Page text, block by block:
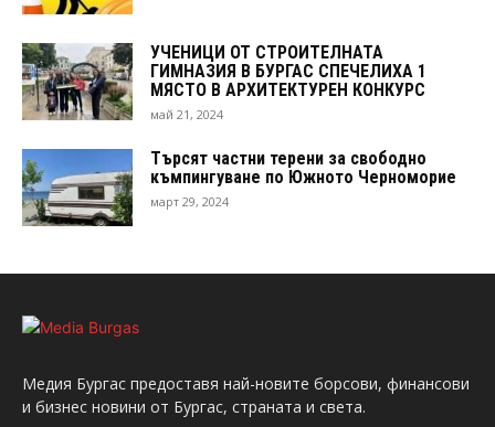
УЧЕНИЦИ ОТ СТРОИТЕЛНАТА
ГИМНАЗИЯ В БУРГАС СПЕЧЕЛИХА 1
МЯСТО В АРХИТЕКТУРЕН КОНКУРС
май 21, 2024
Търсят частни терени за свободно
къмпингуване по Южното Черноморие
март 29, 2024
Медия Бургас предоставя най-новите борсови, финансови
и бизнес новини от Бургас, страната и света.